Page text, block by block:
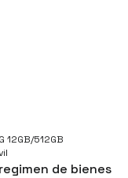
12GB/512GB
de bienes